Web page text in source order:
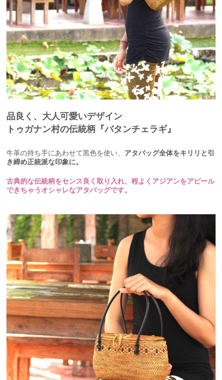
品良く、大人可愛いデザイン
トゥガナン村の伝統柄『バタンチェラギ』
牛革の持ち手にあわせて黒色を使い、 アタバッグ全体をキリリと引
き締め正統派な印象に。
古典的な伝統柄をセンス良く取り入れ、程よくアジアンをアピール
できちゃうオシャレなアタバッグです。